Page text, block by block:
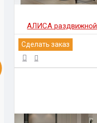
АЛИСА раздвижной
Сделать заказ